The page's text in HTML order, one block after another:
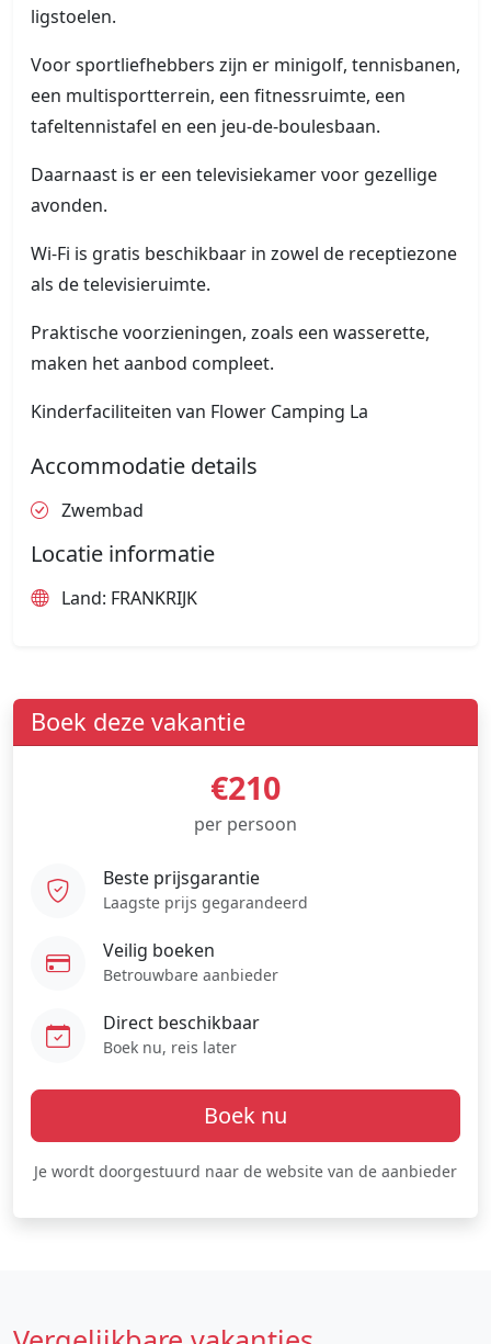
ligstoelen.
Voor sportliefhebbers zijn er minigolf, tennisbanen,
een multisportterrein, een fitnessruimte, een
tafeltennistafel en een jeu-de-boulesbaan.
Daarnaast is er een televisiekamer voor gezellige
avonden.
Wi-Fi is gratis beschikbaar in zowel de receptiezone
als de televisieruimte.
Praktische voorzieningen, zoals een wasserette,
maken het aanbod compleet.
Kinderfaciliteiten van Flower Camping La
Accommodatie details
Zwembad
Locatie informatie
Land: FRANKRIJK
Boek deze vakantie
€210
per persoon
Beste prijsgarantie
Laagste prijs gegarandeerd
Veilig boeken
Betrouwbare aanbieder
Direct beschikbaar
Boek nu, reis later
Boek nu
Je wordt doorgestuurd naar de website van de aanbieder